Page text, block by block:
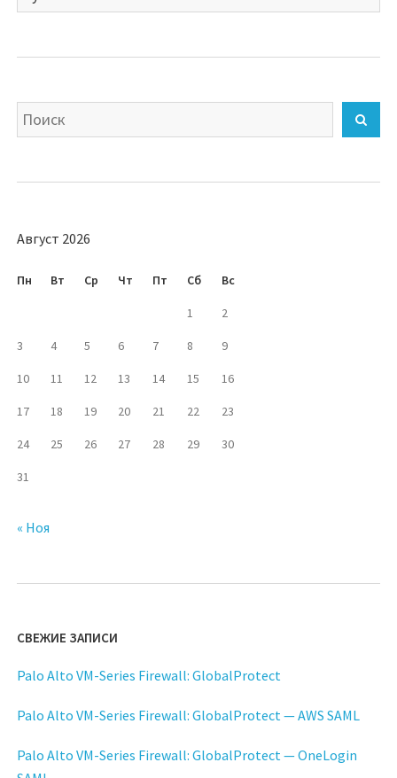
язык
Искать
Август 2026
Пн Вт Ср Чт Пт Сб Вс
1 2
3 4 5 6 7 8 9
10 11 12 13 14 15 16
17 18 19 20 21 22 23
24 25 26 27 28 29 30
31
« Ноя
СВЕЖИЕ ЗАПИСИ
Palo Alto VM-Series Firewall: GlobalProtect
Palo Alto VM-Series Firewall: GlobalProtect — AWS SAML
Palo Alto VM-Series Firewall: GlobalProtect — OneLogin